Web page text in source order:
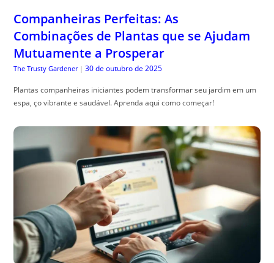
Companheiras Perfeitas: As
Combinações de Plantas que se Ajudam
Mutuamente a Prosperar
The Trusty Gardener | 30 de outubro de 2025
Plantas companheiras iniciantes podem transformar seu jardim em um
espa, ço vibrante e saudável. Aprenda aqui como começar!